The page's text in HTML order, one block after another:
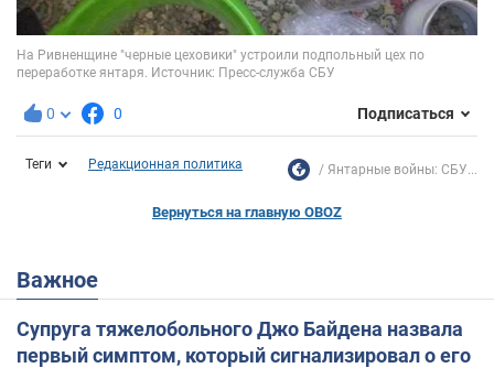
0 0 Подписаться
Теги Редакционная политика Янтарные войны: СБУ...
Вернуться на главную OBOZ
Важное
Супруга тяжелобольного Джо Байдена назвала
первый симптом, который сигнализировал о его